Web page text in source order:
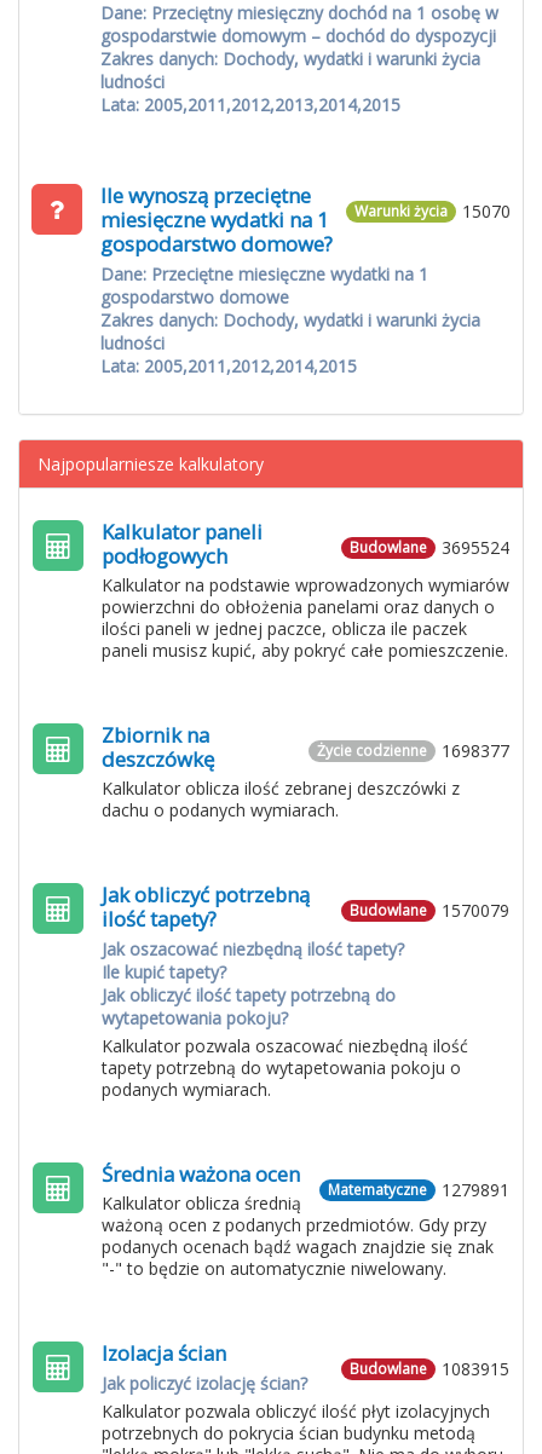
Dane: Przeciętny miesięczny dochód na 1 osobę w
gospodarstwie domowym – dochód do dyspozycji
Zakres danych: Dochody, wydatki i warunki życia
ludności
Lata: 2005,2011,2012,2013,2014,2015
15070
Warunki życia
Ile wynoszą przeciętne
miesięczne wydatki na 1
gospodarstwo domowe?
Dane: Przeciętne miesięczne wydatki na 1
gospodarstwo domowe
Zakres danych: Dochody, wydatki i warunki życia
ludności
Lata: 2005,2011,2012,2014,2015
Najpopularniesze kalkulatory
3695524
Budowlane
Kalkulator paneli
podłogowych
Kalkulator na podstawie wprowadzonych wymiarów
powierzchni do obłożenia panelami oraz danych o
ilości paneli w jednej paczce, oblicza ile paczek
paneli musisz kupić, aby pokryć całe pomieszczenie.
1698377
Życie codzienne
Zbiornik na
deszczówkę
Kalkulator oblicza ilość zebranej deszczówki z
dachu o podanych wymiarach.
1570079
Budowlane
Jak obliczyć potrzebną
ilość tapety?
Jak oszacować niezbędną ilość tapety?
Ile kupić tapety?
Jak obliczyć ilość tapety potrzebną do
wytapetowania pokoju?
Kalkulator pozwala oszacować niezbędną ilość
tapety potrzebną do wytapetowania pokoju o
podanych wymiarach.
1279891
Matematyczne
Średnia ważona ocen
Kalkulator oblicza średnią
ważoną ocen z podanych przedmiotów. Gdy przy
podanych ocenach bądź wagach znajdzie się znak
"-" to będzie on automatycznie niwelowany.
1083915
Budowlane
Izolacja ścian
Jak policzyć izolację ścian?
Kalkulator pozwala obliczyć ilość płyt izolacyjnych
potrzebnych do pokrycia ścian budynku metodą